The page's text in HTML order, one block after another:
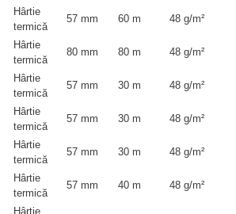
Hârtie
termică
57 mm 60 m 48 g/m²
Hârtie
termică
80 mm 80 m 48 g/m²
Hârtie
termică
57 mm 30 m 48 g/m²
Hârtie
termică
57 mm 30 m 48 g/m²
Hârtie
termică
57 mm 30 m 48 g/m²
Hârtie
termică
57 mm 40 m 48 g/m²
Hârtie